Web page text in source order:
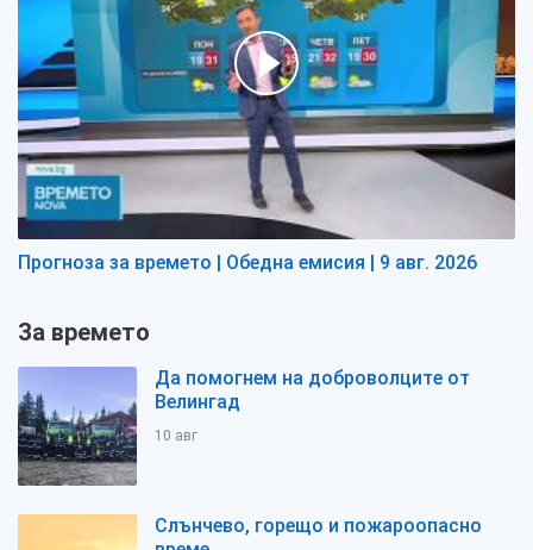
Прогноза за времето | Обедна емисия | 9 авг. 2026
За времето
Да помогнем на доброволците от
Велингад
10 авг
Слънчево, горещо и пожароопасно